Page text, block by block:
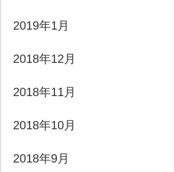
2019年1月
2018年12月
2018年11月
2018年10月
2018年9月